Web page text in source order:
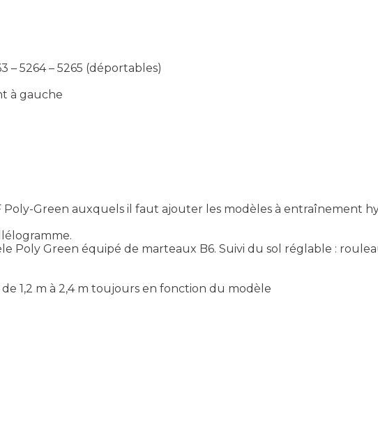
– 5264 – 5265 (déportables)
à gauche
Green auxquels il faut ajouter les modèles à entraînement
Poly Green équipé de marteaux B6. Suivi du sol réglable :
1,2 m à 2,4 m toujours en fonction du modèle